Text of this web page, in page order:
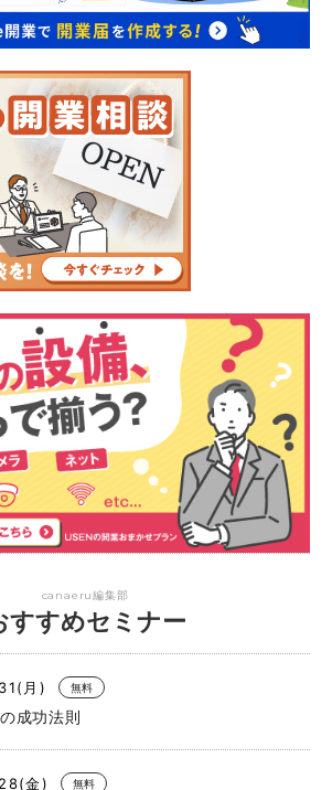
canaeru編集部
すすめセミナー
月) 無料
成功法則
金) 無料